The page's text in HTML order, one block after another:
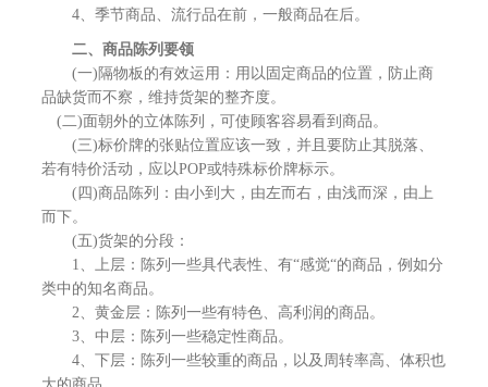
4、季节商品、流行品在前，一般商品在后。
二、商品陈列要领
(一)隔物板的有效运用：用以固定商品的位置，防止商
品缺货而不察，维持货架的整齐度。
(二)面朝外的立体陈列，可使顾客容易看到商品。
(三)标价牌的张贴位置应该一致，并且要防止其脱落、
若有特价活动，应以POP或特殊标价牌标示。
(四)商品陈列：由小到大，由左而右，由浅而深，由上
而下。
(五)货架的分段：
1、上层：陈列一些具代表性、有“感觉“的商品，例如分
类中的知名商品。
2、黄金层：陈列一些有特色、高利润的商品。
3、中层：陈列一些稳定性商品。
4、下层：陈列一些较重的商品，以及周转率高、体积也